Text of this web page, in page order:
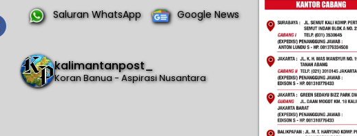
Saluran WhatsApp Google News
kalimantanpost_
Koran Banua - Aspirasi Nusantara